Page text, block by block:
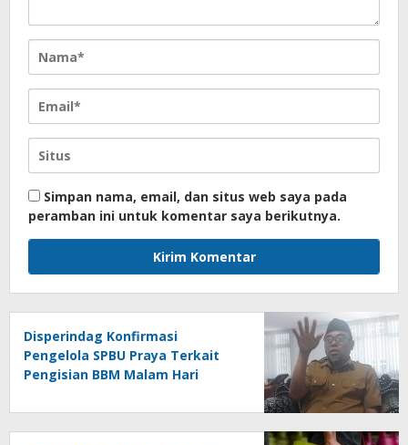
Simpan nama, email, dan situs web saya pada
peramban ini untuk komentar saya berikutnya.
Disperindag Konfirmasi
Pengelola SPBU Praya Terkait
Pengisian BBM Malam Hari